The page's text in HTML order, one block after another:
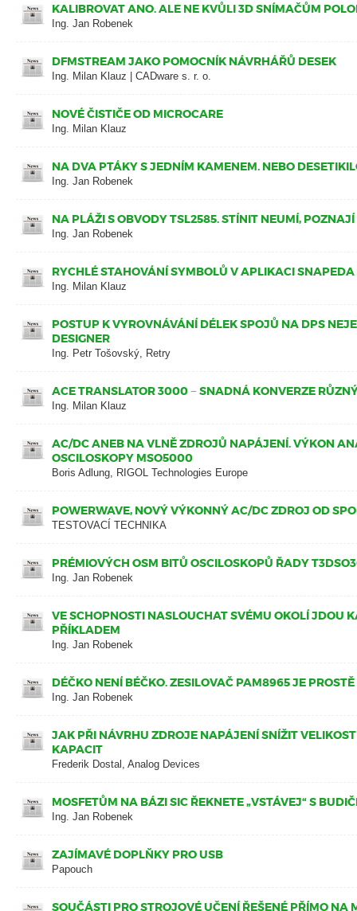
KALIBROVAT ANO. ALE NE KVŮLI 3D SNÍMAČŮM
Ing. Jan Robenek
DFMSTREAM JAKO POMOCNÍK NÁVRHÁŘŮ DESEK
Ing. Milan Klauz | CADware s. r. o.
NOVÉ ČISTIČE OD MICROCARE
Ing. Milan Klauz
NA DVA PTÁKY S JEDNÍM KAMENEM. NEBO
Ing. Jan Robenek
NA PLÁŽI S OBVODY TSL2585. STÍNIT NEUMÍ,
Ing. Jan Robenek
RYCHLÉ STAHOVÁNÍ SYMBOLŮ V APLIKACI SNAPEDA
Ing. Milan Klauz
POSTUP K VYROVNÁVÁNÍ DÉLEK SPOJŮ NA DPS
DESIGNER
Ing. Petr Tošovský, Retry
ACE TRANSLATOR 3000 − SNADNÁ KONVERZE
Ing. Milan Klauz
AC/DC ANEB NA VLNĚ ZDROJŮ NAPÁJENÍ. VÝKON
OSCILOSKOPY MSO5000
Boris Adlung, RIGOL Technologies Europe
POWERWAVE, NOVÝ VÝKONNÝ AC/DC ZDROJ OD
TESTOVACÍ TECHNIKA
PRÉMIOVÝCH OSM BITŮ OSCILOSKOPŮ ŘADY
Ing. Jan Robenek
VE SCHOPNOSTI NASLOUCHAT SVÉMU OKOLÍ JDOU
PŘÍKLADEM
Ing. Jan Robenek
DÉČKO NENÍ BÉČKO. ZESILOVAČ PAM8965 JE
Ing. Jan Robenek
JAK PŘI NÁVRHU ZDROJE NAPÁJENÍ SNÍŽIT
KAPACIT
Frederik Dostal, Analog Devices
MOSFETŮM NA BÁZI SIC ŘEKNETE „VSTÁVEJ“ S
Ing. Jan Robenek
ZAJÍMAVÉ DOPLŇKY PRO USB
Papouch
SOUČÁSTI PRO STROJOVÉ UČENÍ ŘEŠENÉ PŘÍMO NA